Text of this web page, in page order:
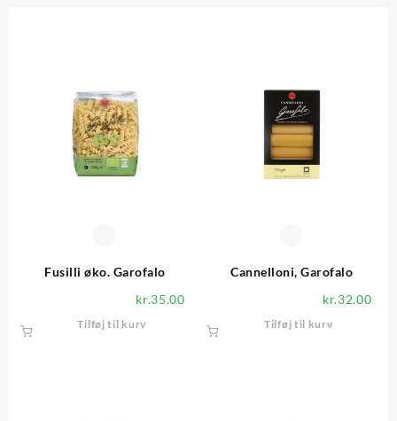
Fusilli øko. Garofalo
kr.35.00
Tilføj til kurv
Cannelloni, Garofalo
kr.32.00
Tilføj til kurv